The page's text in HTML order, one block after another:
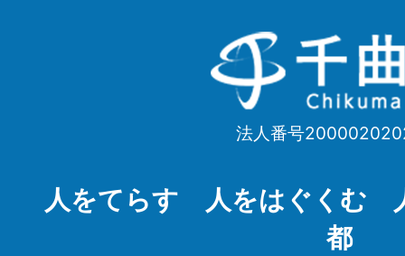
千
曲
Chikuma
法人番号
人をてらす 人をはぐくむ
都